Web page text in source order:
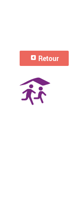
Retour